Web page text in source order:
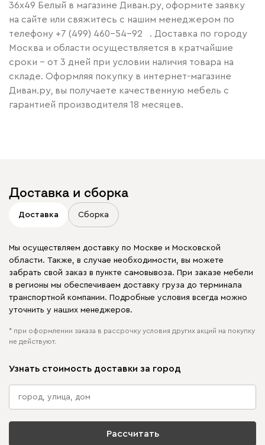
36x49 Белый в магазине Диван.ру, оформите заявку
на сайте или свяжитесь с нашим менеджером по
телефону +7 (499) 460-54-92
. Доставка по городу
Москва и области осуществляется в кратчайшие
сроки – от 3 дней при условии наличия товара на
складе. Оформляя покупку в интернет-магазине
Диван.ру, вы получаете качественную мебель с
гарантией производителя 18 месяцев.
Доставка и сборка
Доставка Сборка
Мы осуществляем доставку по Москве и Московской
области. Также, в случае необходимости, вы можете
забрать свой заказ в пункте самовывоза. При заказе мебели
в регионы мы обеспечиваем доставку груза до терминала
транспортной компании. Подробные условия всегда можно
уточнить у наших менеджеров.
* при оформлении заказа в рассрочку условия других акций на покупку
не действуют.
Узнать стоимость доставки за город
Рассчитать